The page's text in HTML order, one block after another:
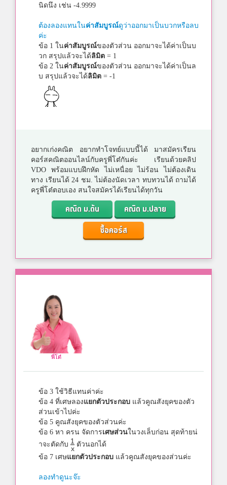
นิดนึง เช่น -4.9999
ต้องลองแทนในค่าสัมบูรณ์ดูว่าออกมาเป็นบวกหรือลบ
ค่ะ
ข้อ 1 ในค่าสัมบูรณ์ของตัวส่วน ออกมาจะได้ค่าเป็นบ
วก สรุปแล้วจะได้ลิมิต = 1
ข้อ 2 ในค่าสัมบูรณ์ของตัวส่วน ออกมาจะได้ค่าเป็นล
บ สรุปแล้วจะได้ลิมิต = -1
อยากเก่งคณิต อยากทำโจทย์แบบนี้ได้ มาสมัครเรียน
คอร์สคณิตออนไลน์กับครูพี่โต๋กันค่ะ เรียนด้วยคลิป
VDO พร้อมแบบฝึกหัด ไม่เหนื่อย ไม่ร้อน ไม่ต้องเดิน
ทาง เรียนได้ 24 ชม. ไม่ต้องนัดเวลา ทบทวนได้ ถามได้
ครูพี่โต๋ตอบเอง สนใจสมัครได้เรียนได้ทุกวัน
คณิต ม.ต้น
คณิต ม.ปลาย
ซื้อคอร์ส
พี่โต๋
ข้อ 3 ใช้วิธีแทนค่าค่ะ
ข้อ 4 ที่เศษลองแยกตัวประกอบ แล้วคูณสังยุคของตัว
ส่วนเข้าไปค่ะ
ข้อ 5 คูณสังยุคของตัวส่วนค่ะ
ข้อ 6 หา ครน จัดการเศษส่วนในวงเล็บก่อน สุดท้ายน่
าจะตัดกับ 1
x
ตัวนอกได้
ข้อ 7 เศษแยกตัวประกอบ แล้วคูณสังยุคของส่วนค่ะ
ลองทำดูนะจ๊ะ